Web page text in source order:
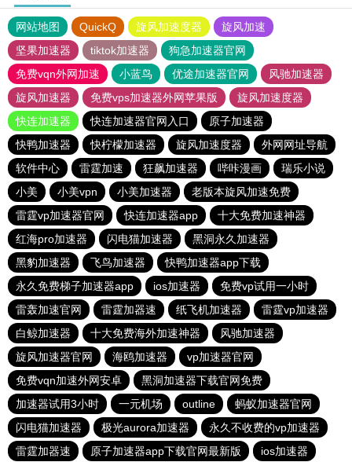
网站地图 QuickQ 旋风加速度器
旋风加速
坚果加速器
tiktok加速器
狗急加速器官网
免费vqn外网加速
小蓝鸟 优途加速器官网
风驰加速器
旋风加速器
免费vps加速器外网苹果版
旋风加速度器
快连加速器
快连加速器官网入口
原子加速器
快鸭加速器
快柠檬加速器 旋风加速度器
外网网址导航
软件中心
雷霆加速 狂飙加速器 哔咔漫画
瑞乐小说
小美
小美vpn 小美加速器
老版本旋风加速免费
雷霆vp加速器官网
快连加速器app
十大免费加速神器
红海pro加速器
闪电猫加速器
黑洞永久加速器
黑豹加速器
飞鸟加速器
快鸭加速器app下载
永久免费梯子加速器app
ios加速器
免费vp试用一小时
雷轰加速官网
雷霆加器速 纸飞机加速器
雷霆vp加速器
白鲸加速器
十大免费海外加速神器
风驰加速器
旋风加速器官网
海鸥加速器
vp加速器官网
免费vqn加速外网安卓
黑洞加速器下载官网免费
加速器试用3小时
一元机场 outline
蚂蚁加速器官网
闪电猫加速器
极光aurora加速器
永久不收费的vp加速器
雷霆加器速
原子加速器app下载官网最新版 ios加速器